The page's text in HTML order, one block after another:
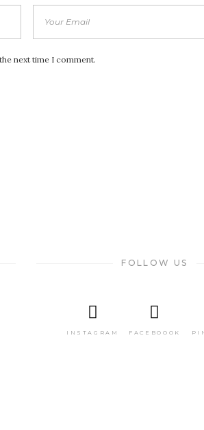
next time I comment.
FOLLOW US
INSTAGRAM FACEBOOOK